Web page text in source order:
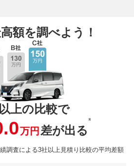
額を調べよう！
上の比較で
万円 差が出る
※
調査による3社以上見積り比較の平均差額